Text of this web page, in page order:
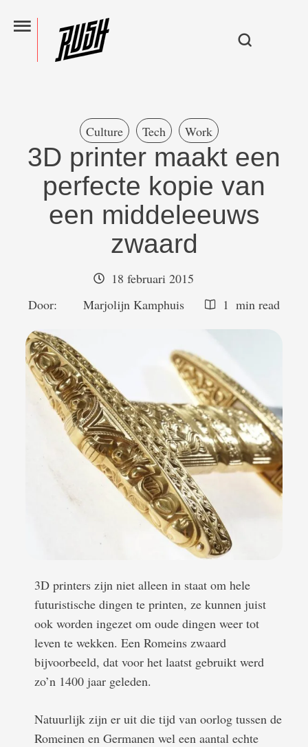
Culture Tech Work
3D printer maakt een
perfecte kopie van
een middeleeuws
zwaard
18 februari 2015
Door:
Marjolijn Kamphuis 1 min read
3D printers zijn niet alleen in staat om hele
futuristische dingen te printen, ze kunnen juist
ook worden ingezet om oude dingen weer tot
leven te wekken. Een Romeins zwaard
bijvoorbeeld, dat voor het laatst gebruikt werd
zo’n 1400 jaar geleden.
Natuurlijk zijn er uit die tijd van oorlog tussen de
Romeinen en Germanen wel een aantal echte